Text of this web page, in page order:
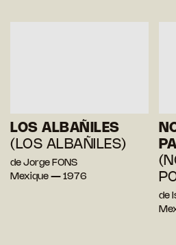
LOS ALBAÑILES
(LOS ALBAÑILES)
de Jorge FONS
Mexique — 1976
de